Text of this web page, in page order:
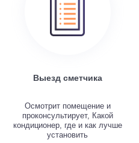
Выезд сметчика
Осмотрит помещение и
проконсультирует, Какой
кондиционер, где и как лучше
установить